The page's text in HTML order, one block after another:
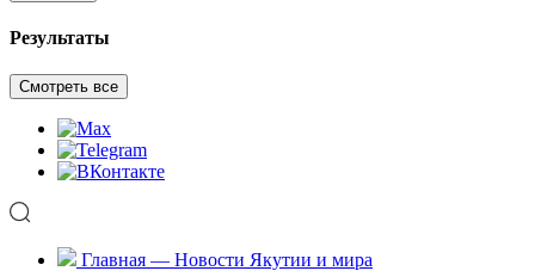
Результаты
Смотреть все
Главная — Новости Якутии и мира